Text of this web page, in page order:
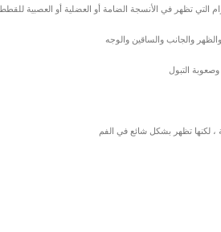
تظهر في الأنسجة الضامة أو العضلية أو العصبية للقطط.
والجانب والساقين والوجه
التبول
، لكنها تظهر بشكل شائع في الفم